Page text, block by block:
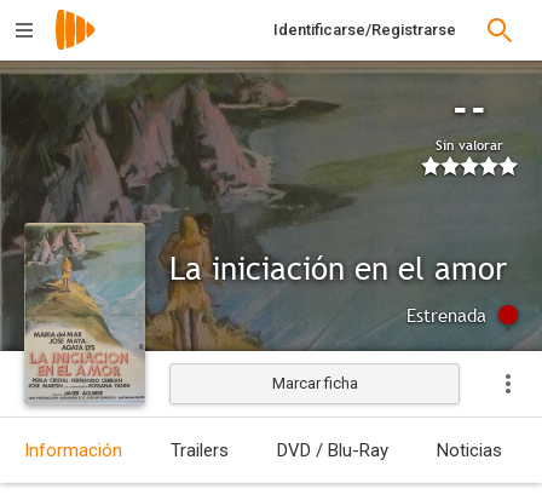
Identificarse/Registrarse
--
Sin valorar
La iniciación en el amor
Estrenada
Marcar ficha
Información Trailers DVD / Blu-Ray Noticias